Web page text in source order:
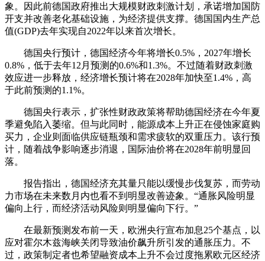
象。因此前德国政府推出大规模财政刺激计划，承诺增加国防
开支并改善老化基础设施，为经济提供支撑。德国国内生产总
值(GDP)去年实现自2022年以来首次增长。
德国央行预计，德国经济今年将增长0.5%，2027年增长
0.8%，低于去年12月预测的0.6%和1.3%。不过随着财政刺激
效应进一步释放，经济增长预计将在2028年加快至1.4%，高
于此前预测的1.1%。
德国央行表示，扩张性财政政策将帮助德国经济在今年夏
季避免陷入萎缩。但与此同时，能源成本上升正在侵蚀家庭购
买力，企业则面临供应链瓶颈和需求疲软的双重压力。该行预
计，随着战争影响逐步消退，国际油价将在2028年前明显回
落。
报告指出，德国经济充其量只能以缓慢步伐复苏，而劳动
力市场在未来数月内也看不到明显改善迹象。“通胀风险明显
偏向上行，而经济活动风险则明显偏向下行。”
在最新预测发布前一天，欧洲央行宣布加息25个基点，以
应对霍尔木兹海峡关闭导致油价飙升所引发的通胀压力。不
过，政策制定者也希望融资成本上升不会过度拖累欧元区经济